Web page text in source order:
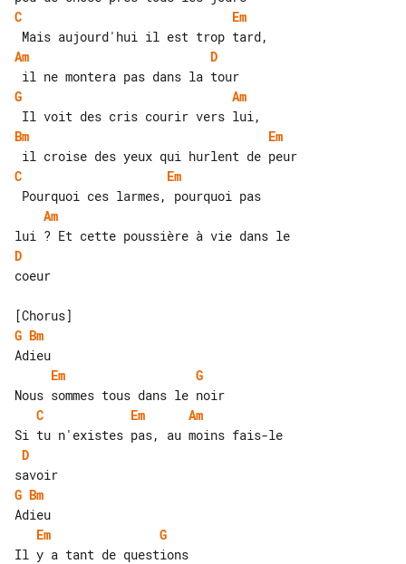
C
Em
Am
D
G
Am
Bm
Em
C
Em
Am
D
coeur
G Bm
Em
G
C
Em
Am
D
G Bm
Em
G